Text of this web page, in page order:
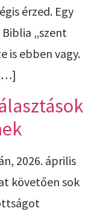
érzed. Egy
„szent
is ebben vagy.
[…]
2026. április
követően sok